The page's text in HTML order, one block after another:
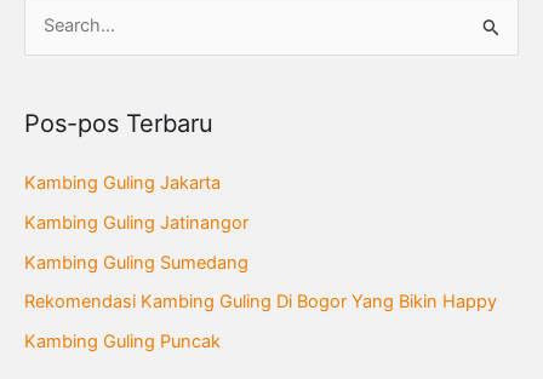
i
u
k
:
Pos-pos Terbaru
Kambing Guling Jakarta
Kambing Guling Jatinangor
Kambing Guling Sumedang
Rekomendasi Kambing Guling Di Bogor Yang Bikin Happy
Kambing Guling Puncak